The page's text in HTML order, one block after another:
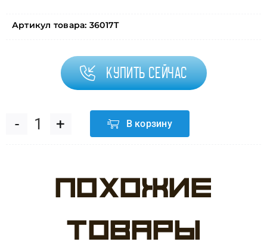
Артикул товара: 36017T
Купить сейчас
Количество
Шар
В корзину
Похожие
товары